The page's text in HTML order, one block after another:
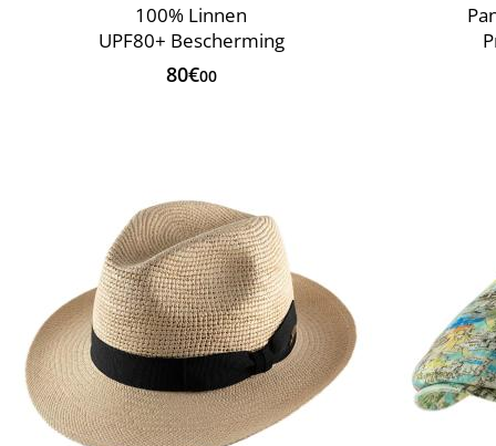
100% Linnen
UPF80+ Bescherming
80€00